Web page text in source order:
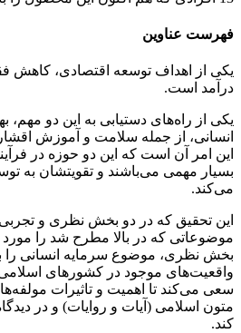
فهرست عناوین
یکی از اهداف توسعه اقتصادی، کاهش
درآمد است.
یکی از راه‌های دستیابی به این دو مهم،
انسانی، از جمله سلامت و آموزش
این امر آن است که این دو حوزه در
بسیار مهمی می‌باشند و تقویتشان به
می‌کند.
این تحقیق که در دو بخش نظری و
موضوعاتی که در بالا مطرح شد را مورد
بخش نظری، موضوع سرمایه انسانی را
واقعیت‌های موجود در کشورهای
سعی می‌کند تا اهمیت و تاثیرات
متون اسلامی (آیات و روایات) و در
کند.